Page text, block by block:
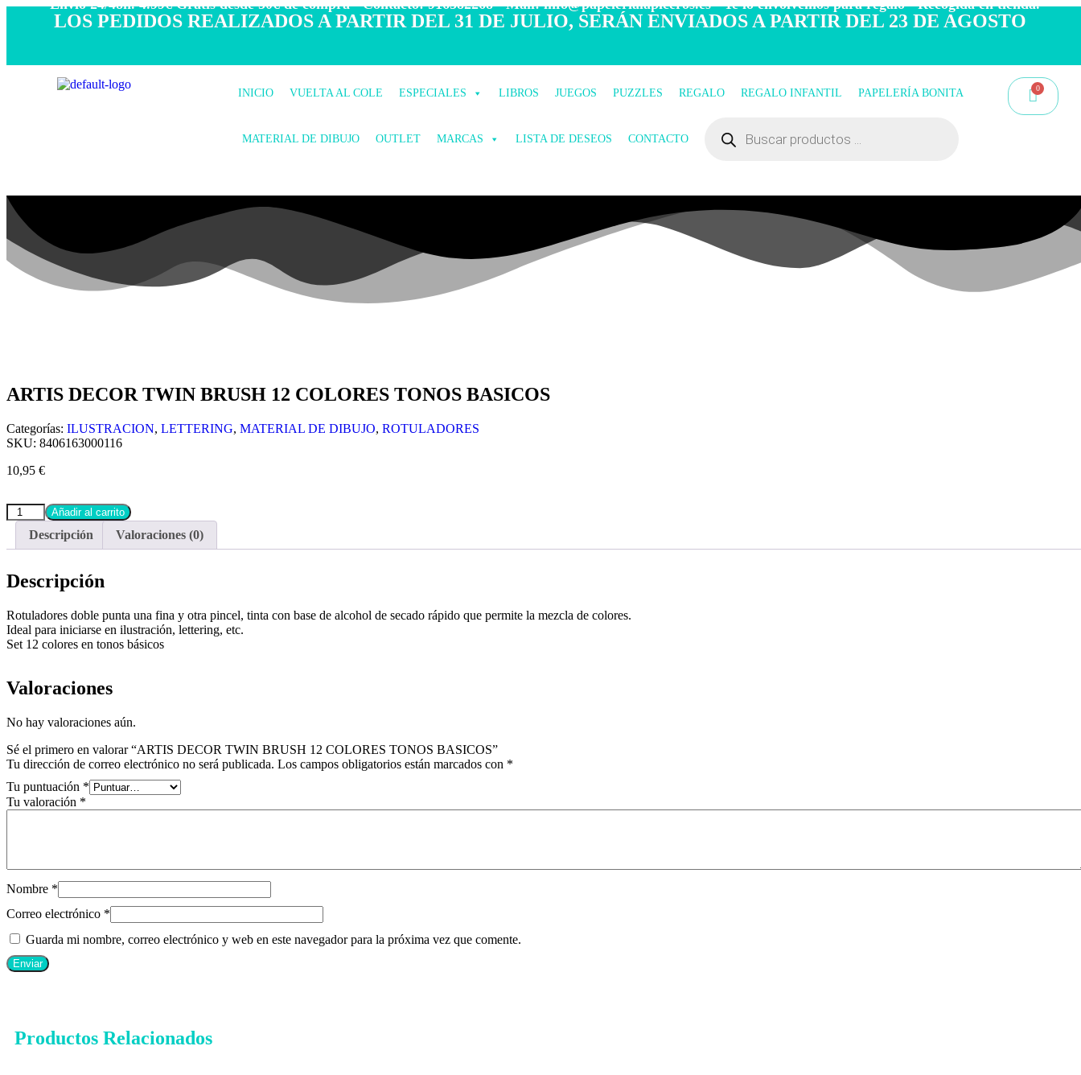
- Envío 24/48h. 4.99€ Gratis desde 50€ de compra - Contacto: 916582268 - Mail: info@papelerialapiceros.es - Te lo envolvemos para regalo - Recogida en tienda.
LOS PEDIDOS REALIZADOS A PARTIR DEL 31 DE JULIO, SERÁN ENVIADOS A PARTIR DEL 23 DE AGOSTO
INICIO VUELTA AL COLE ESPECIALES LIBROS JUEGOS PUZZLES REGALO REGALO INFANTIL PAPELERÍA BONITA
MATERIAL DE DIBUJO OUTLET MARCAS LISTA DE DESEOS CONTACTO
ARTIS DECOR TWIN BRUSH 12 COLORES TONOS BASICOS
Categorías: ILUSTRACION, LETTERING, MATERIAL DE DIBUJO, ROTULADORES
SKU: 8406163000116
10,95 €
Añadir al carrito
Descripción Valoraciones (0)
Descripción
Rotuladores doble punta una fina y otra pincel, tinta con base de alcohol de secado rápido que permite la mezcla de colores.
Ideal para iniciarse en ilustración, lettering, etc.
Set 12 colores en tonos básicos
Valoraciones
No hay valoraciones aún.
Sé el primero en valorar “ARTIS DECOR TWIN BRUSH 12 COLORES TONOS BASICOS”
Tu dirección de correo electrónico no será publicada. Los campos obligatorios están marcados con *
Tu puntuación *
Tu valoración *
Nombre *
Correo electrónico *
Guarda mi nombre, correo electrónico y web en este navegador para la próxima vez que comente.
Productos Relacionados